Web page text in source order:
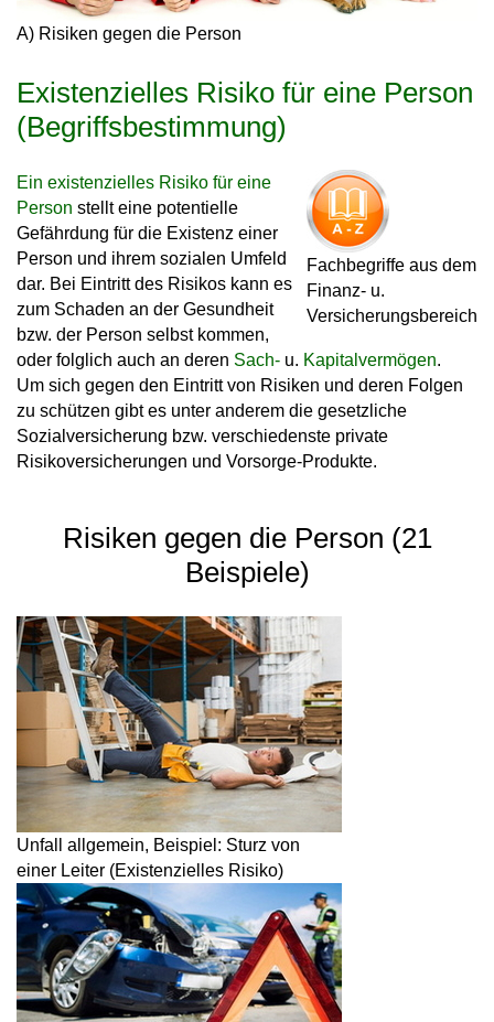
A) Risiken gegen die Person
Existenzielles Risiko für eine Person
(Begriffsbestimmung)
Fachbegriffe aus dem
Finanz- u.
Versicherungsbereich
Ein existenzielles Risiko für eine
Person stellt eine potentielle
Gefährdung für die Existenz einer
Person und ihrem sozialen Umfeld
dar. Bei Eintritt des Risikos kann es
zum Schaden an der Gesundheit
bzw. der Person selbst kommen,
oder folglich auch an deren Sach- u. Kapitalvermögen.
Um sich gegen den Eintritt von Risiken und deren Folgen
zu schützen gibt es unter anderem die gesetzliche
Sozialversicherung bzw. verschiedenste private
Risikoversicherungen und Vorsorge-Produkte.
Risiken gegen die Person (21
Beispiele)
Unfall allgemein, Beispiel: Sturz von
einer Leiter (Existenzielles Risiko)